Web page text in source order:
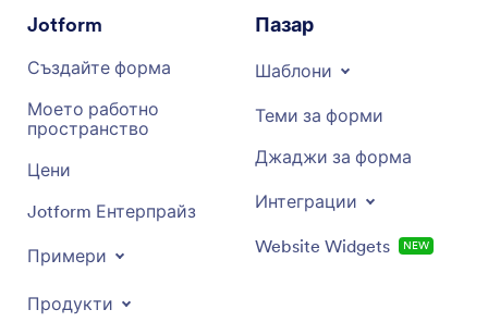
Jotform
Създайте форма
Моето работно
пространство
Цени
Jotform Ентерпрайз
Примери
Продукти
Пазар
Шаблони
Теми за форми
Джаджи за форма
Интеграции
Website Widgets NEW